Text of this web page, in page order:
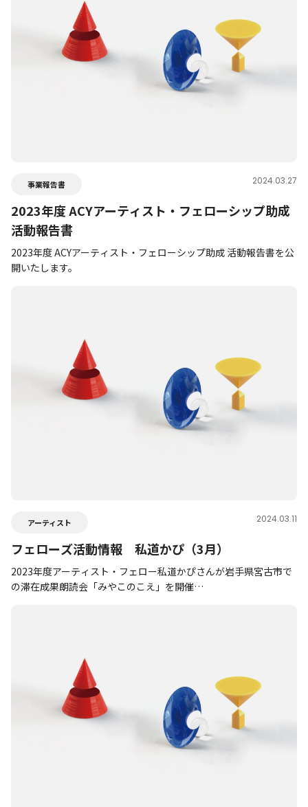
事業報告書 2024.03.27
2023年度 ACYアーティスト・フェローシップ助成
活動報告書
2023年度 ACYアーティスト・フェローシップ助成 活動報告書を公
開いたします。
アーティスト 2024.03.11
フェローズ活動情報 私道かぴ（3月）
2023年度アーティスト・フェロー私道かぴさんが岩手県宮古市で
の滞在成果朗読会「みやこのこえ」を開催…